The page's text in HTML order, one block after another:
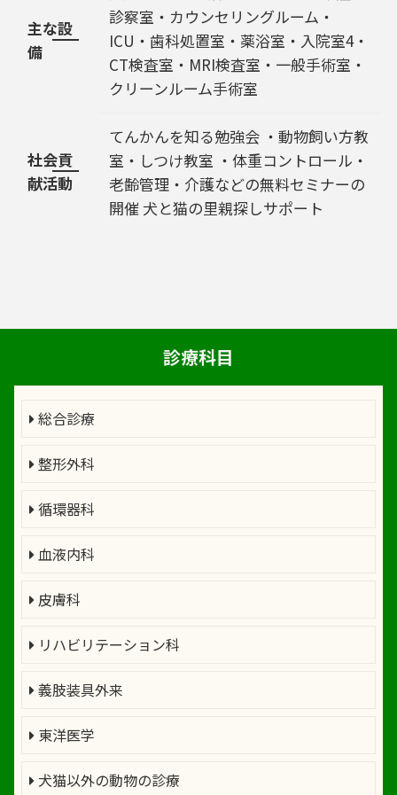
主な設
備
診察室・カウンセリングルーム・
ICU・歯科処置室・薬浴室・入院室4・
CT検査室・MRI検査室・一般手術室・
クリーンルーム手術室
社会貢
献活動
てんかんを知る勉強会 ・動物飼い方教
室・しつけ教室 ・体重コントロール・
老齢管理・介護などの無料セミナーの
開催 犬と猫の里親探しサポート
診療科目
総合診療
整形外科
循環器科
血液内科
皮膚科
リハビリテーション科
義肢装具外来
東洋医学
犬猫以外の動物の診療